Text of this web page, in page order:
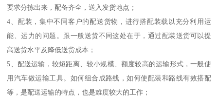
要求分拣出来，配备齐全，送入发货地点；
4、配装，集中不同客户的配送货物，进行搭配装载以充分利用运
能、运力的问题。跟一般送货不同这处在于，通过配装送货可以提
高送货水平及降低送货成本；
5、配送运输，较短距离、较小规模、额度较高的运输形式，一般使
用汽车做运输工具。如何组合成路线，如何使配装和路线有效搭配
等，是配送运输的特点，也是难度较大的工作；